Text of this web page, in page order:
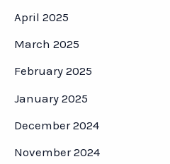
April 2025
March 2025
February 2025
January 2025
December 2024
November 2024